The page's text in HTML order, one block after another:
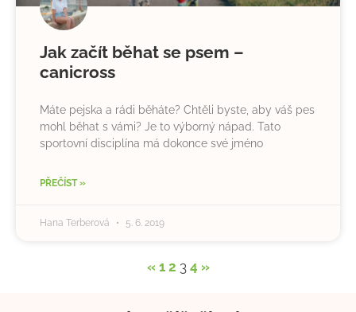
Jak začít běhat se psem –
canicross
Máte pejska a rádi běháte? Chtěli byste, aby váš pes
mohl běhat s vámi? Je to výborný nápad. Tato
sportovní disciplína má dokonce své jméno
PŘEČÍST »
Hana Terberová 5. 6. 2019
« 1 2 3 4 »